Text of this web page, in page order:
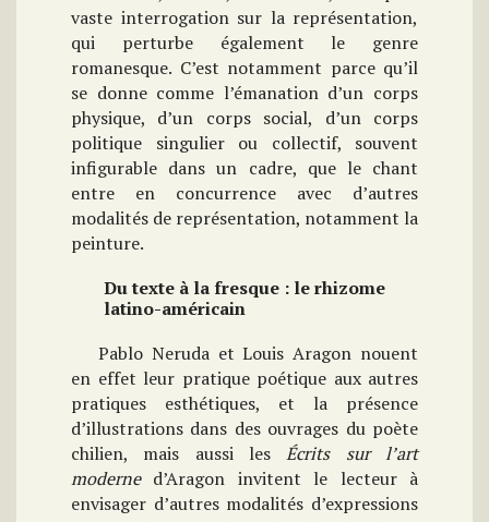
vaste interrogation sur la représentation,
qui perturbe également le genre
romanesque. C’est notamment parce qu’il
se donne comme l’émanation d’un corps
physique, d’un corps social, d’un corps
politique singulier ou collectif, souvent
infigurable dans un cadre, que le chant
entre en concurrence avec d’autres
modalités de représentation, notamment la
peinture.
Du texte à la fresque : le rhizome
latino-américain
Pablo Neruda et Louis Aragon nouent
en effet leur pratique poétique aux autres
pratiques esthétiques, et la présence
d’illustrations dans des ouvrages du poète
chilien, mais aussi lesÉcrits sur l’art
moderned’Aragon invitent le lecteur à
envisager d’autres modalités d’expressions